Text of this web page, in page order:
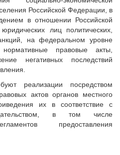
Российской Федерации, в
в отношении Российской
лиц политических,
на федеральном уровне
правовые акты,
негативных последствий
реализации посредством
актов органов местного
их в соответствие с
в том числе
предоставления